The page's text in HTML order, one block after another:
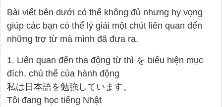
Bài viết bên dưới có thể không đủ nhưng hy vọng
giúp các bạn có thể lý giải một chút liên quan đến
những trợ từ mà mình đã đưa ra.
1. Liên quan đến tha động từ thì を biểu hiện mục
đích, chủ thể của hành động
私は日本語を勉強しています。
Tôi đang học tiếng Nhật